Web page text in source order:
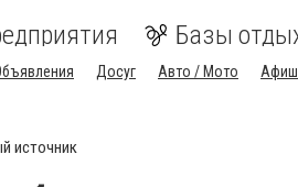
Базы
Досуг Авто / Мото
источник